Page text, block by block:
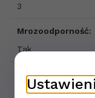
3
Mrozoodporność:
Tak
Ilość sztuk w